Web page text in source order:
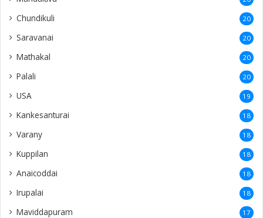
Chundikuli 20
Saravanai 20
Mathakal 20
Palali 20
USA 19
Kankesanturai 18
Varany 18
Kuppilan 18
Anaicoddai 18
Irupalai 18
Maviddapuram 17